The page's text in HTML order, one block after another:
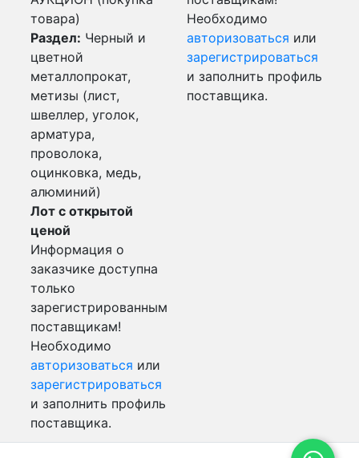
товара)
Раздел: Черный и
цветной
металлопрокат,
метизы (лист,
швеллер, уголок,
арматура,
проволока,
оцинковка, медь,
алюминий)
Лот с открытой
ценой
Информация о
заказчике доступна
только
зарегистрированным
поставщикам!
Необходимо
авторизоваться или
зарегистрироваться
и заполнить профиль
поставщика.
Необходимо
авторизоваться или
зарегистрироваться
и заполнить профиль
поставщика.